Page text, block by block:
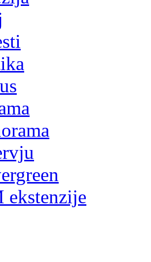
ekstenzije